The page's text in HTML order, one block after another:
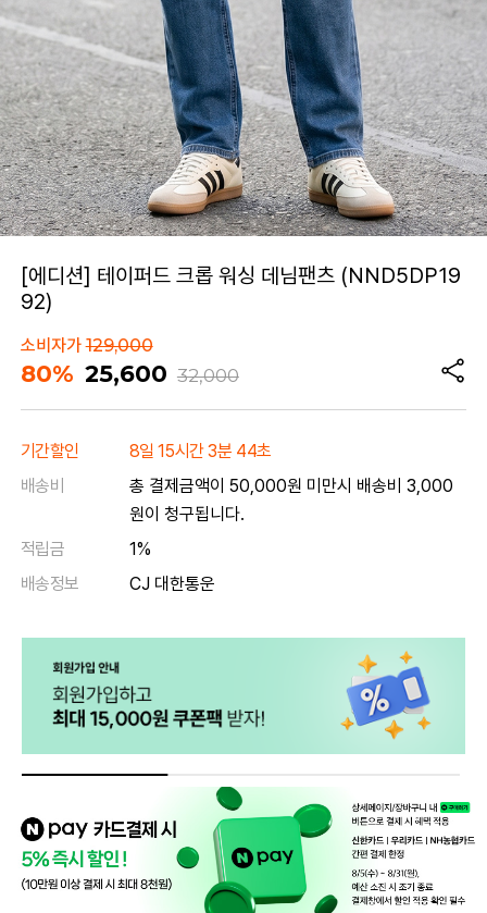
[에디션] 테이퍼드 크롭 워싱 데님팬츠 (NND5DP19
92)
소비자가129,000
80% 25,600 32,000
기간할인
8일 15시간 3분 44초
배송비
총 결제금액이 50,000원 미만시 배송비 3,000
원이 청구됩니다.
적립금
1%
배송정보
CJ 대한통운